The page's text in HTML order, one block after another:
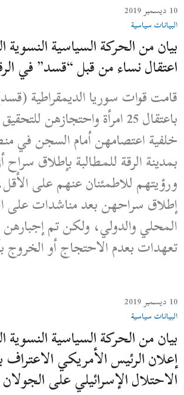
10 ديسمبر 2019
البيانات سياسية
بيان من الحركة السياسية النسوية
اعتقال نساء من قبل “قسد” في
قامت قوات سوريا الديمقراطية (قسد)
باعتقال 25 امرأة واحتجازهن
خلفية اعتصامهن أمام السجن في
بمدينة الرقة للمطالبة بإطلاق سراح
ورؤيتهم للاطمئنان عنهم على
إطلاق سراحهن بعد مناشدات على
المحلي والدولي، ولكن تم إجبارهن
تعهدات بعدم الاحتجاج أو الخروج
10 ديسمبر 2019
البيانات سياسية
بيان من الحركة السياسية النسوية
إعلان الرئيس الأمريكي الاعتراف
الاحتلال الإسرائيلي على الجولان